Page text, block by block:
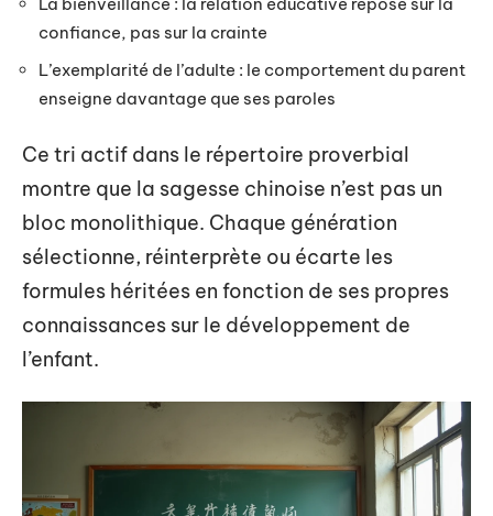
confiance, pas sur la crainte
L’exemplarité de l’adulte : le comportement du parent
enseigne davantage que ses paroles
Ce tri actif dans le répertoire proverbial
montre que la sagesse chinoise n’est pas un
bloc monolithique. Chaque génération
sélectionne, réinterprète ou écarte les
formules héritées en fonction de ses propres
connaissances sur le développement de
l’enfant.